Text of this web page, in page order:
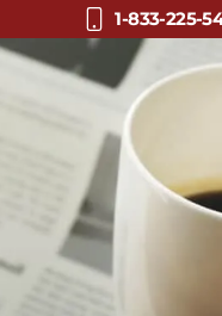
1-833-225-